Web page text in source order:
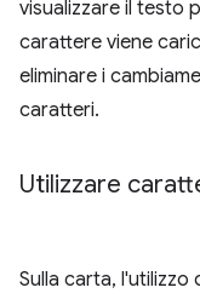
visualizzare il testo
carattere viene
eliminare i
caratteri.
Utilizzare
Sulla carta,